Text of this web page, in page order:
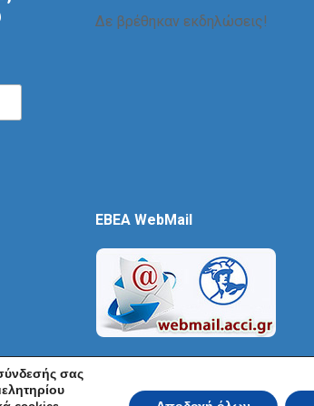
Δε βρέθηκαν εκδηλώσεις!
EBEA WebMail
σας